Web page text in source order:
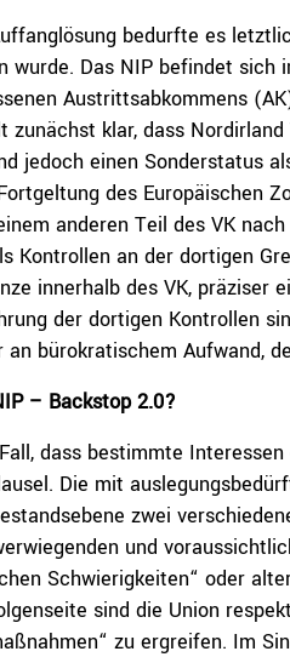
bedurfte es
wurde. Das NIP befindet sich
Austrittsabkommens
zunächst klar, dass
jedoch einen Sonderstatus
des Europäischen
anderen Teil des VK
Kontrollen an der dortigen
innerhalb des VK, präziser
der dortigen Kontrollen
an bürokratischem Aufwand,
– Backstop 2.0?
dass bestimmte
Die mit
zwei
und
Schwierigkeiten“ oder
sind die Union
zu ergreifen. Im